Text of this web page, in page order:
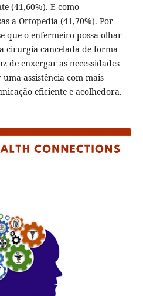
(41,60%). E como
a Ortopedia (41,70%). Por
que o enfermeiro possa olhar
cirurgia cancelada de forma
de enxergar as necessidades
assistência com mais
eficiente e acolhedora.